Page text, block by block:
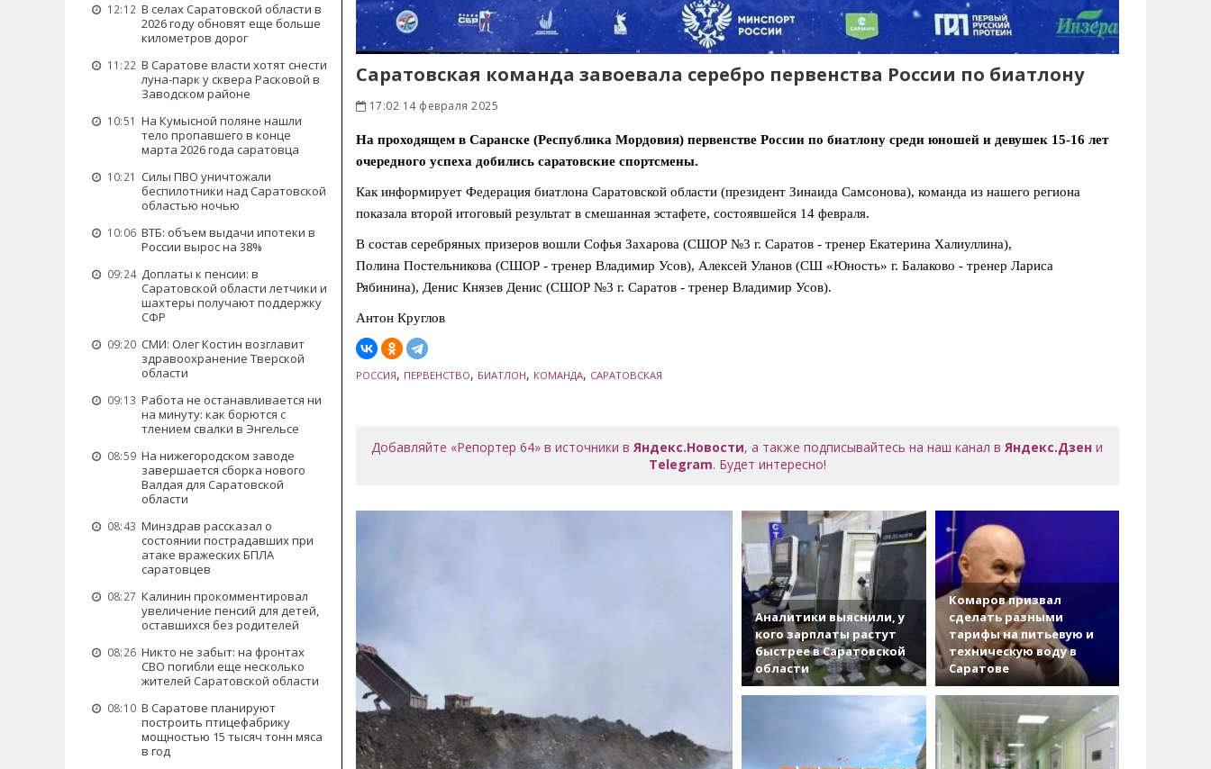
12:12 В селах Саратовской области в
2026 году обновят еще больше
километров дорог
11:22 В Саратове власти хотят снести
луна-парк у сквера Расковой в
Заводском районе
10:51 На Кумысной поляне нашли
тело пропавшего в конце
марта 2026 года саратовца
10:21 Силы ПВО уничтожали
беспилотники над Саратовской
областью ночью
10:06 ВТБ: объем выдачи ипотеки в
России вырос на 38%
09:24 Доплаты к пенсии: в
Саратовской области летчики и
шахтеры получают поддержку
СФР
09:20 СМИ: Олег Костин возглавит
здравоохранение Тверской
области
09:13 Работа не останавливается ни
на минуту: как борются с
тлением свалки в Энгельсе
08:59 На нижегородском заводе
завершается сборка нового
Валдая для Саратовской
области
08:43 Минздрав рассказал о
состоянии пострадавших при
атаке вражеских БПЛА
саратовцев
08:27 Калинин прокомментировал
увеличение пенсий для детей,
оставшихся без родителей
08:26 Никто не забыт: на фронтах
СВО погибли еще несколько
жителей Саратовской области
08:10 В Саратове планируют
построить птицефабрику
мощностью 15 тысяч тонн мяса
в год
Саратовская команда завоевала серебро первенства России по биатлону
17:02 14 февраля 2025
На проходящем в Саранске (Республика Мордовия) первенстве России по биатлону среди юношей и девушек 15-16 лет
очередного успеха добились саратовские спортсмены.
Как информирует Федерация биатлона Саратовской области (президент Зинаида Самсонова), команда из нашего региона
показала второй итоговый результат в смешанная эстафете, состоявшейся 14 февраля.
В состав серебряных призеров вошли Софья Захарова (СШОР №3 г. Саратов - тренер Екатерина Халиуллина),
Полина Постельникова (СШОР - тренер Владимир Усов), Алексей Уланов (СШ «Юность» г. Балаково - тренер Лариса
Рябинина), Денис Князев Денис (СШОР №3 г. Саратов - тренер Владимир Усов).
Антон Круглов
РОССИЯ, ПЕРВЕНСТВО, БИАТЛОН, КОМАНДА, САРАТОВСКАЯ
Добавляйте «Репортер 64» в источники вЯндекс.Новости, а также подписывайтесь на наш канал вЯндекс.Дзен и
Telegram. Будет интересно!
Аналитики выяснили, у
кого зарплаты растут
быстрее в Саратовской
области
Комаров призвал
сделать разными
тарифы на питьевую и
техническую воду в
Саратове